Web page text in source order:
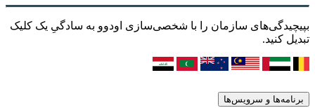
بپیچیدگی‌های سازمان را با شخصی‌سازی اودوو به سادگیِ یک کلیک
تبدیل کنید.
برنامه‌ها و سرویس‌ها